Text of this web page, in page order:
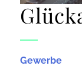
Gewerbe